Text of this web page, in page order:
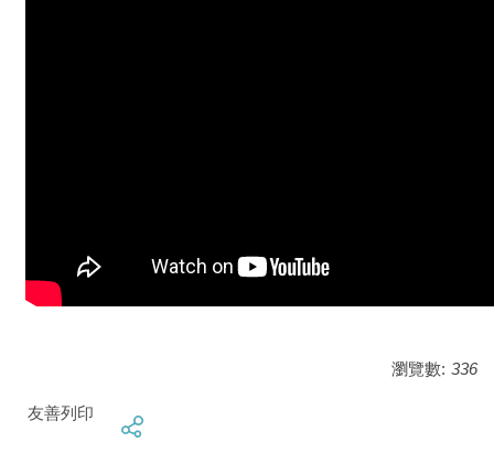
瀏覽數: 336
友善列印